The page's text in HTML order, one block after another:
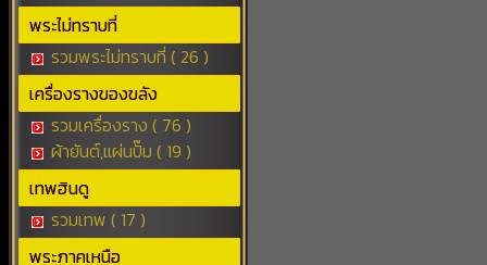
พระไม่ทราบที่
รวมพระไม่ทราบที่ ( 26 )
เครื่องรางของขลัง
รวมเครื่องราง ( 76 )
ผ้ายันต์,แผ่นปั๊ม ( 19 )
เทพฮินดู
รวมเทพ ( 17 )
พระภาคเหนือ